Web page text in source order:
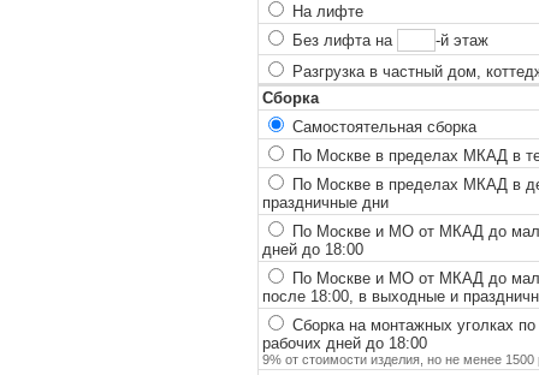
На лифте
Без лифта на
-й этаж
Разгрузка в частный дом,
Сборка
Самостоятельная сборка
По Москве в пределах МКАД в
По Москве в пределах МКАД в
праздничные дни
По Москве и МО от МКАД до
дней до 18:00
По Москве и МО от МКАД до
после 18:00, в выходные и
Сборка на монтажных уголках
рабочих дней до 18:00
9% от стоимости изделия, но не менее 1500